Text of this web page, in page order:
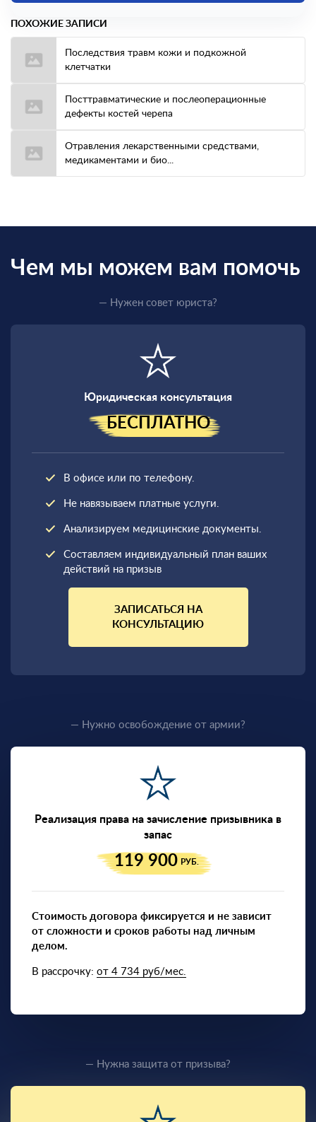
ПОХОЖИЕ ЗАПИСИ
Последствия травм кожи и подкожной
клетчатки
Посттравматические и послеоперационные
дефекты костей черепа
Отравления лекарственными средствами,
медикаментами и био...
Чем мы можем вам помочь
— Нужен совет юриста?
Юридическая консультация
БЕСПЛАТНО
В офисе или по телефону.
Не навязываем платные услуги.
Анализируем медицинские документы.
Составляем индивидуальный план ваших
действий на призыв
ЗАПИСАТЬСЯ НА
КОНСУЛЬТАЦИЮ
— Нужно освобождение от армии?
Реализация права на зачисление призывника в
запас
119 900 РУБ.
Стоимость договора фиксируется и не зависит
от сложности и сроков работы над личным
делом.
В рассрочку: от 4 734 руб/мес.
— Нужна защита от призыва?